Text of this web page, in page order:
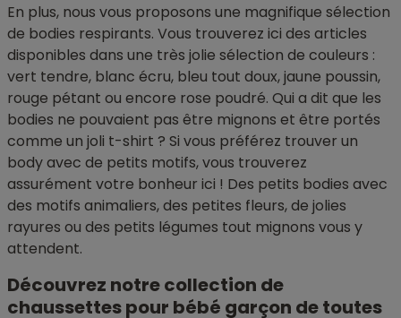
En plus, nous vous proposons une magnifique sélection
de bodies respirants. Vous trouverez ici des articles
disponibles dans une très jolie sélection de couleurs :
vert tendre, blanc écru, bleu tout doux, jaune poussin,
rouge pétant ou encore rose poudré. Qui a dit que les
bodies ne pouvaient pas être mignons et être portés
comme un joli t-shirt ? Si vous préférez trouver un
body avec de petits motifs, vous trouverez
assurément votre bonheur ici ! Des petits bodies avec
des motifs animaliers, des petites fleurs, de jolies
rayures ou des petits légumes tout mignons vous y
attendent.
Découvrez notre collection de
chaussettes pour bébé garçon de toutes